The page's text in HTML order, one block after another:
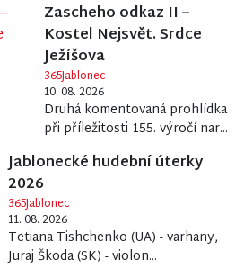
Zascheho odkaz II –
Kostel Nejsvět. Srdce
Ježíšova
365Jablonec
10. 08. 2026
Druhá komentovaná prohlídka
při příležitosti 155. výročí nar...
Jablonecké hudební úterky
2026
365Jablonec
11. 08. 2026
Tetiana Tishchenko (UA) - varhany,
Juraj Škoda (SK) - violon...